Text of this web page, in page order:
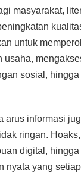
masyarakat,
untuk
usaha,
sosial,
arus informasi
ringan.
digital,
nyata yang